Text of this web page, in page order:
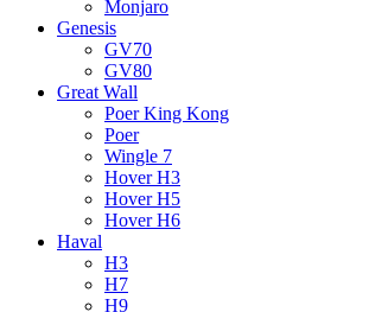
Monjaro
Genesis
GV70
GV80
Great Wall
Poer King Kong
Poer
Wingle 7
Hover H3
Hover H5
Hover H6
Haval
H3
H7
H9